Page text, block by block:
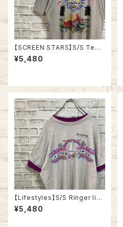
【SCREEN STARS】S/S Tee
L 80s Made in USA “DUTC
H COUNTRY” vintage スク
ア ヴィンテージ シングルステッ
チ アメリカ USA レトロ 古着
¥5,480
【Lifestyles】S/S Ringer like
Tee XL 90s Made in USA v
intage リンガーライク レイヤ
¥5,480